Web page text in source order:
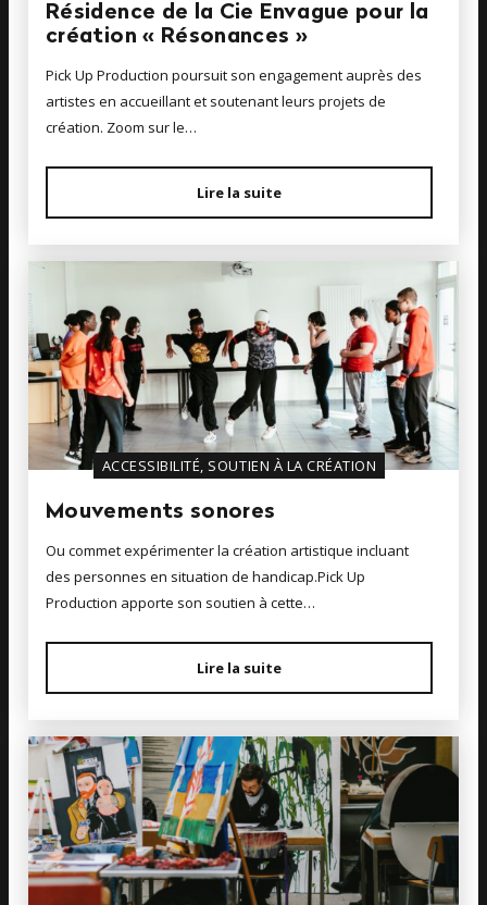
Résidence de la Cie Envague pour la
création « Résonances »
Pick Up Production poursuit son engagement auprès des
artistes en accueillant et soutenant leurs projets de
création. Zoom sur le…
Lire la suite
ACCESSIBILITÉ, SOUTIEN À LA CRÉATION
Mouvements sonores
Ou commet expérimenter la création artistique incluant
des personnes en situation de handicap.Pick Up
Production apporte son soutien à cette…
Lire la suite